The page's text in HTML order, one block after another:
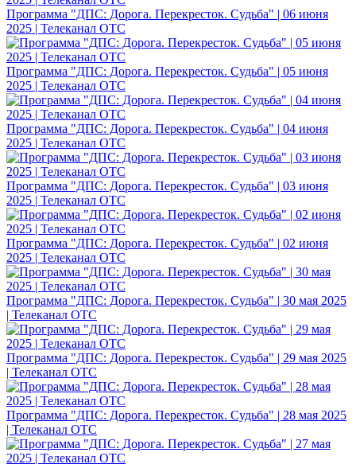
Программа "ДПС: Дорога. Перекресток. Судьба" | 06 июня
2025 | Телеканал ОТС
Программа "ДПС: Дорога. Перекресток. Судьба" | 05 июня
2025 | Телеканал ОТС
Программа "ДПС: Дорога. Перекресток. Судьба" | 04 июня
2025 | Телеканал ОТС
Программа "ДПС: Дорога. Перекресток. Судьба" | 03 июня
2025 | Телеканал ОТС
Программа "ДПС: Дорога. Перекресток. Судьба" | 02 июня
2025 | Телеканал ОТС
Программа "ДПС: Дорога. Перекресток. Судьба" | 30 мая 2025
| Телеканал ОТС
Программа "ДПС: Дорога. Перекресток. Судьба" | 29 мая 2025
| Телеканал ОТС
Программа "ДПС: Дорога. Перекресток. Судьба" | 28 мая 2025
| Телеканал ОТС